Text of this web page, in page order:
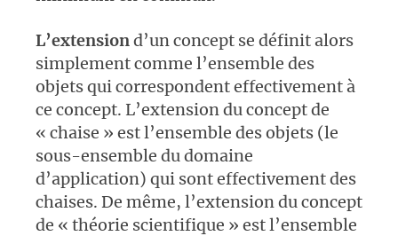
L’extensiond’un concept se définit alors
simplement comme l’ensemble des
objets qui correspondent effectivement à
ce concept. L’extension du concept de
« chaise » est l’ensemble des objets (le
sous-ensemble du domaine
d’application) qui sont effectivement des
chaises. De même, l’extension du concept
de « théorie scientifique » est l’ensemble